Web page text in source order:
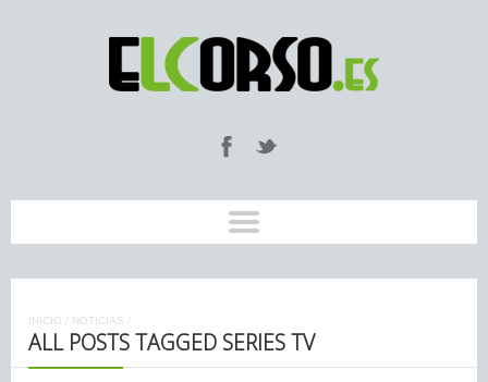
INICIO / NOTICIAS /
ALL POSTS TAGGED SERIES TV